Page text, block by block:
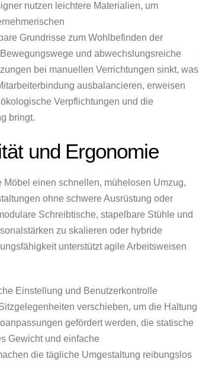
nutzen leichtere Materialien, um
Grundrisse zum Wohlbefinden der
und abwechslungsreiche
bei manuellen Verrichtungen sinkt, was
ausbalancieren, erweisen
Verpflichtungen und die
bringt.
und Ergonomie
einen schnellen, mühelosen Umzug,
ohne schwere Ausrüstung oder
Schreibtische, stapelbare Stühle und
zu skalieren oder hybride
unterstützt agile Arbeitsweisen
Einstellung und Benutzerkontrolle
verschieben, um die Haltung
gefördert werden, die statische
Gewicht und einfache
die tägliche Umgestaltung reibungslos